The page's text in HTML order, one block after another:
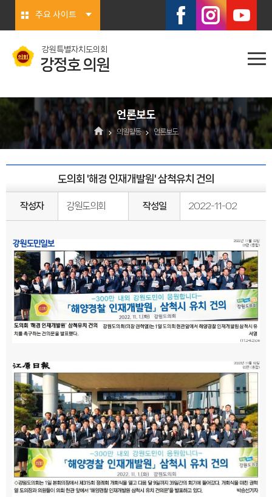
주요 사이트
강원특별자치도의회
강정호 의원
언론보도
의원활동 언론보도
도의회 '해경 인재개발원' 삼척유치 건의
작성자 강원도의회 작성일 2022-11-02